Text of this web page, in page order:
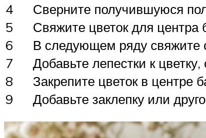
4
Сверните получившуюся
5
Свяжите цветок для центра
6
В следующем ряду свяжите
7
Добавьте лепестки к
8
Закрепите цветок в центре
9
Добавьте заклепку или